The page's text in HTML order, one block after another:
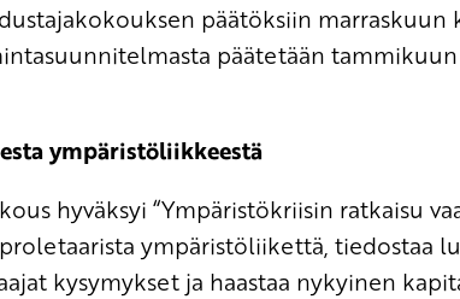
päätöksiin marraskuun
päätetään
ympäristöliikkeestä
hyväksyi “Ympäristökriisin ratkaisu
ympäristöliikettä, tiedostaa
kysymykset ja haastaa nykyinen